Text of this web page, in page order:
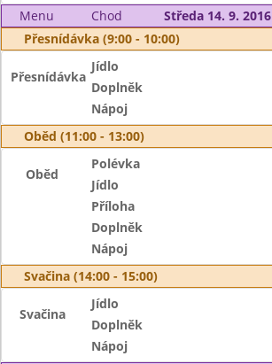
Menu
Chod
Středa 14. 9. 2016
Přesnídávka (9:00 - 10:00)
Přesnídávka
Jídlo
Doplněk
Nápoj
Oběd (11:00 - 13:00)
Oběd
Polévka
Jídlo
Příloha
Doplněk
Nápoj
Svačina (14:00 - 15:00)
Svačina
Jídlo
Doplněk
Nápoj